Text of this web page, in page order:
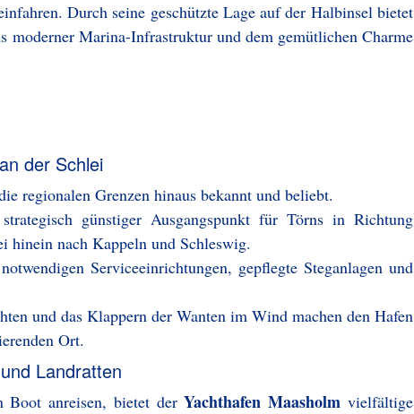
Durch seine geschützte Lage auf der Halbinsel bietet
moderner Marina-Infrastruktur und dem gemütlichen Charme
der Schlei
regionalen Grenzen hinaus bekannt und beliebt.
günstiger Ausgangspunkt für Törns in Richtung
hinein nach Kappeln und Schleswig.
Serviceeinrichtungen, gepflegte Steganlagen und
und das Klappern der Wanten im Wind machen den Hafen
Ort.
Landratten
Boot anreisen, bietet derYachthafen Maasholm vielfältige